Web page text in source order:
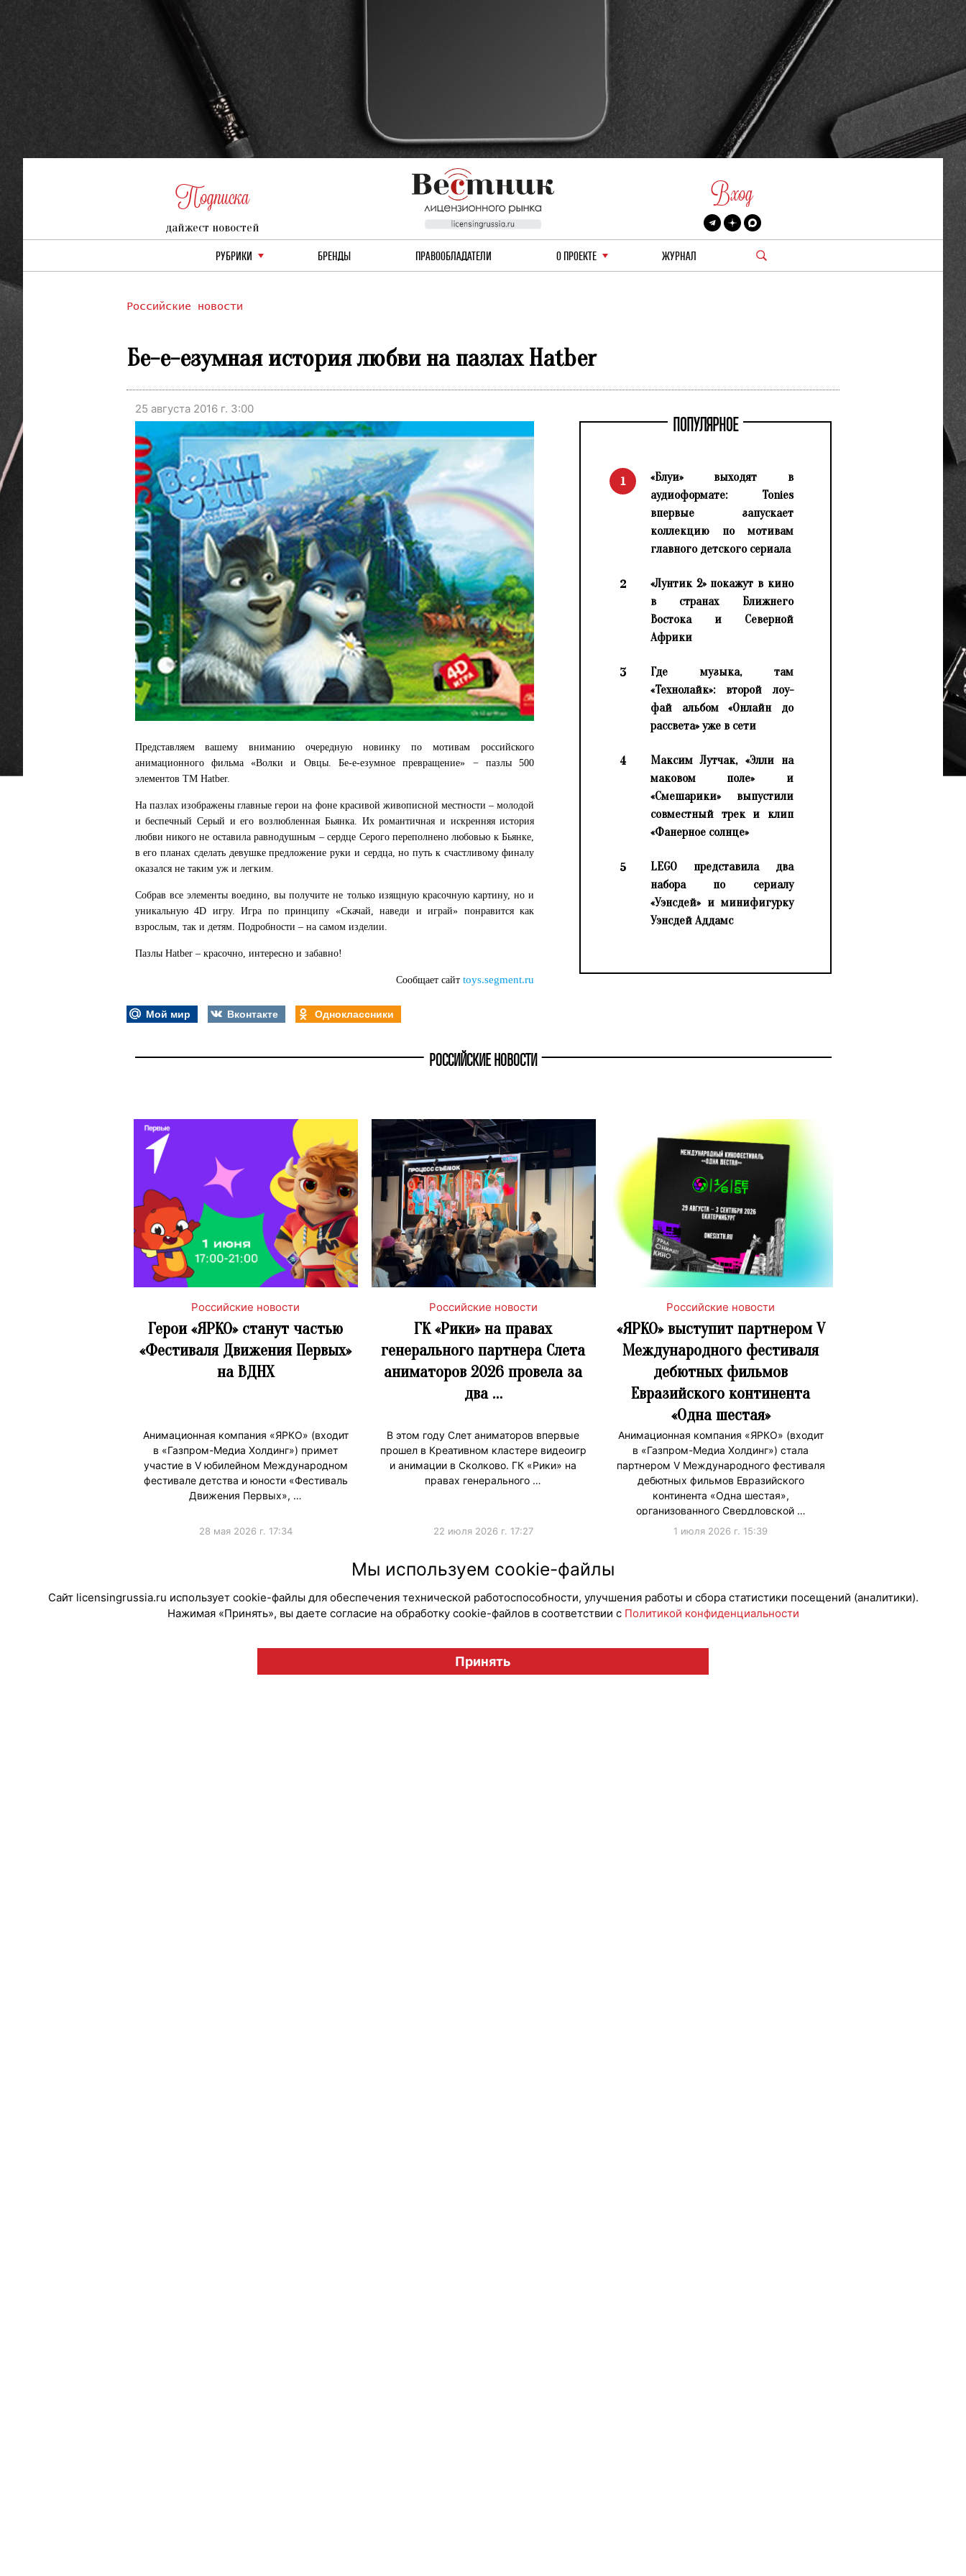
Подписка
дайжест новостей
Вход
РУБРИКИ БРЕНДЫ ПРАВООБЛАДАТЕЛИ О ПРОЕКТЕ ЖУРНАЛ
Российские новости
Бе-е-езумная история любви на пазлах Hatber
25 августа 2016 г. 3:00
Представляем вашему вниманию очередную новинку по мотивам российского
анимационного фильма «Волки и Овцы. Бе-е-езумное превращение» − пазлы 500
элементов ТМ Hatber.
На пазлах изображены главные герои на фоне красивой живописной местности – молодой
и беспечный Серый и его возлюбленная Бьянка. Их романтичная и искренняя история
любви никого не оставила равнодушным – сердце Серого переполнено любовью к Бьянке,
в его планах сделать девушке предложение руки и сердца, но путь к счастливому финалу
оказался не таким уж и легким.
Собрав все элементы воедино, вы получите не только изящную красочную картину, но и
уникальную 4D игру. Игра по принципу «Скачай, наведи и играй» понравится как
взрослым, так и детям. Подробности – на самом изделии.
Пазлы Hatber – красочно, интересно и забавно!
Сообщает сайтtoys.segment.ru
ПОПУЛЯРНОЕ
1
«Блуи» выходят в
аудиоформате: Tonies
впервые запускает
коллекцию по мотивам
главного детского сериала
2
«Лунтик 2» покажут в кино
в странах Ближнего
Востока и Северной
Африки
3
Где музыка, там
«Технолайк»: второй лоу-
фай альбом «Онлайн до
рассвета» уже в сети
4
Максим Лутчак, «Элли на
маковом поле» и
«Смешарики» выпустили
совместный трек и клип
«Фанерное солнце»
5
LEGO представила два
набора по сериалу
«Уэнсдей» и минифигурку
Уэнсдей Аддамс
Мой мир Вконтакте Одноклассники
РОССИЙСКИЕ НОВОСТИ
Российские новости
Герои «ЯРКО» станут частью
«Фестиваля Движения Первых»
на ВДНХ
Анимационная компания «ЯРКО» (входит
в «Газпром-Медиа Холдинг») примет
участие в V юбилейном Международном
фестивале детства и юности «Фестиваль
Движения Первых», …
28 мая 2026 г. 17:34
Российские новости
ГК «Рики» на правах
генерального партнера Слета
аниматоров 2026 провела за
два …
В этом году Слет аниматоров впервые
прошел в Креативном кластере видеоигр
и анимации в Сколково. ГК «Рики» на
правах генерального …
22 июля 2026 г. 17:27
Российские новости
«ЯРКО» выступит партнером V
Международного фестиваля
дебютных фильмов
Евразийского континента
«Одна шестая»
Анимационная компания «ЯРКО» (входит
в «Газпром-Медиа Холдинг») стала
партнером V Международного фестиваля
дебютных фильмов Евразийского
континента «Одна шестая»,
организованного Свердловской …
1 июля 2026 г. 15:39
© "Вестник лицензионного рынка", licensingrussia.ru, 2009-2026 12+
Мы используем cookie-файлы
Сайт licensingrussia.ru использует cookie-файлы для обеспечения технической работоспособности, улучшения работы и сбора статистики посещений (аналитики).
Нажимая «Принять», вы даете согласие на обработку cookie-файлов в соответствии с Политикой конфиденциальности
Принять